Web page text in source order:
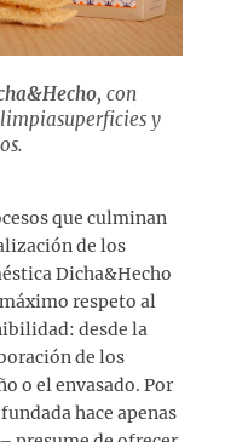
con
y
que culminan
de los
Dicha&Hecho
respeto al
desde la
de los
o el envasado. Por
hace apenas